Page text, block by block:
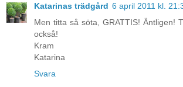
Katarinas trädgård 6 april 2011 kl.
Men titta så söta, GRATTIS! Äntligen!
också!
Kram
Katarina
Svara